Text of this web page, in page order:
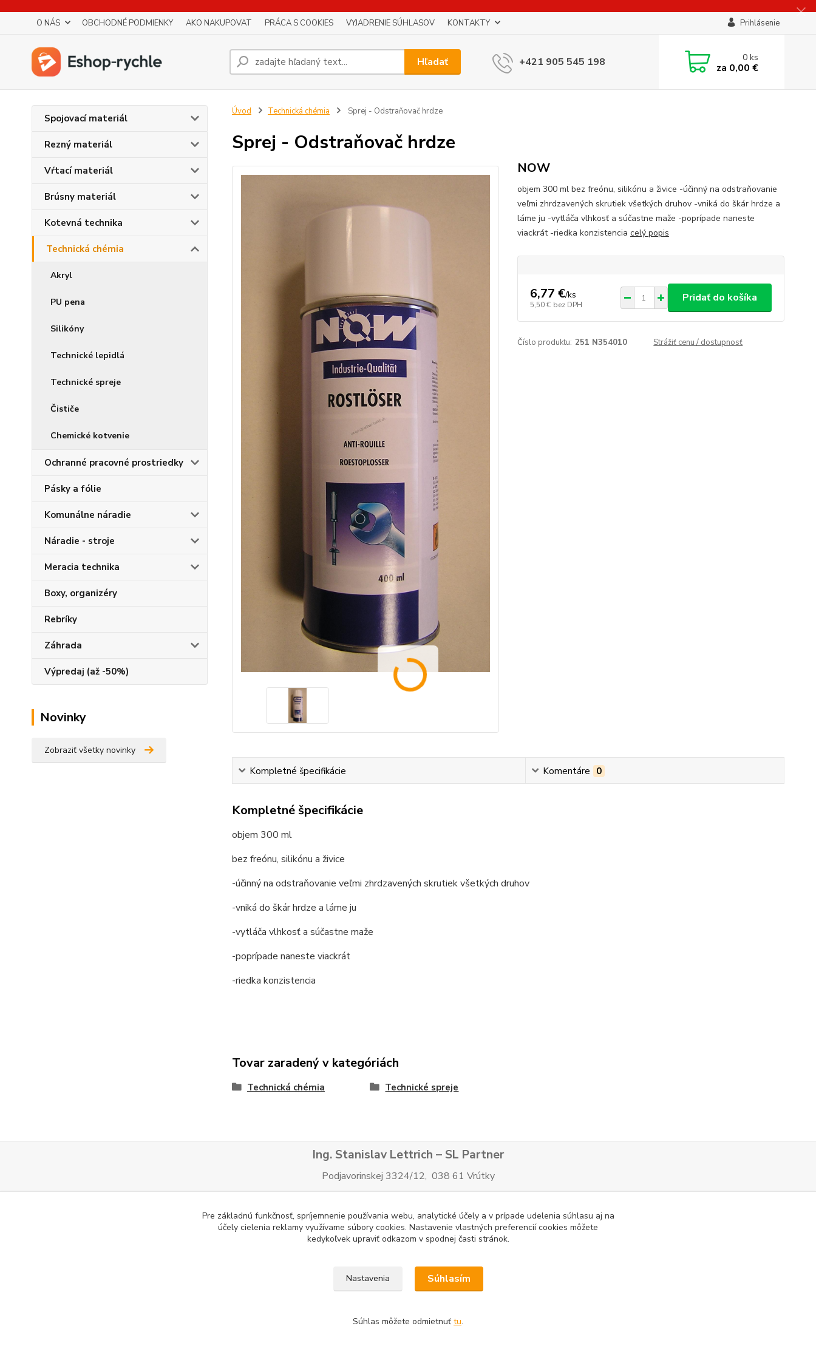
O NÁS OBCHODNÉ PODMIENKY AKO NAKUPOVAT PRÁCA S COOKIES VYJADRENIE SÚHLASOV KONTAKTY Prihlásenie
Hľadať +421 905 545 198 0ks
za 0,00 €
Spojovací materiál
Rezný materiál
Vŕtací materiál
Brúsny materiál
Kotevná technika
Technická chémia
Akryl
PU pena
Silikóny
Technické lepidlá
Technické spreje
Čističe
Chemické kotvenie
Ochranné pracovné prostriedky
Pásky a fólie
Komunálne náradie
Náradie - stroje
Meracia technika
Boxy, organizéry
Rebríky
Záhrada
Výpredaj (až -50%)
Novinky
Zobraziť všetky novinky
Úvod Technická chémia Sprej - Odstraňovač hrdze
Sprej - Odstraňovač hrdze
NOW
objem 300 ml bez freónu, silikónu a živice -účinný na odstraňovanie
veľmi zhrdzavených skrutiek všetkých druhov -vniká do škár hrdze a
láme ju -vytláča vlhkosť a súčastne maže -poprípade naneste
viackrát -riedka konzistencia celý popis
6,77 €/ks
5,50 € bez DPH
Pridať do košíka
Číslo produktu: 251 N354010 Strážiť cenu / dostupnosť
Kompletné špecifikácie Komentáre 0
Kompletné špecifikácie
objem 300 ml
bez freónu, silikónu a živice
-účinný na odstraňovanie veľmi zhrdzavených skrutiek všetkých druhov
-vniká do škár hrdze a láme ju
-vytláča vlhkosť a súčastne maže
-poprípade naneste viackrát
-riedka konzistencia
Tovar zaradený v kategóriách
Technická chémia Technické spreje
Ing. Stanislav Lettrich – SL Partner
Podjavorinskej 3324/12, 038 61 Vrútky
info@slpartner-tools.sk E-mail: slpartner@slpartner-tools.sk E-mail: tools@slpartner-tools.sk
IČO:34 701 494IČ DPH:SK 1026096324
Pre základnú funkčnosť, spríjemnenie používania webu, analytické účely a v prípade udelenia súhlasu aj na
účely cielenia reklamy využívame súbory cookies. Nastavenie vlastných preferencií cookies môžete
kedykoľvek upraviť odkazom v spodnej časti stránok.
Nastavenia Súhlasím
Súhlas môžete odmietnuť tu.